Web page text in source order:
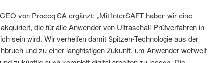
von Proceq SA ergänzt: „Mit InterSAFT haben wir eine
die für alle Anwender von Ultraschall-Prüfverfahren in
sein wird. Wir verhelfen damit Spitzen-Technologie aus der
und zu einer langfristigen Zukunft, um Anwender weltweit